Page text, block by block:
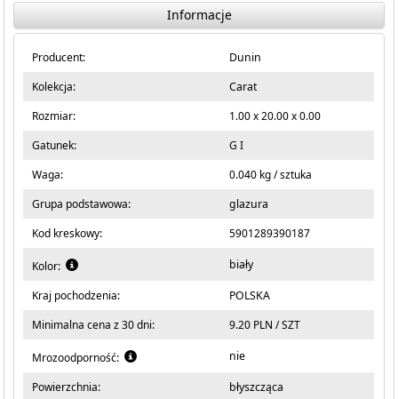
Informacje
Producent:
Dunin
Kolekcja:
Carat
Rozmiar:
1.00 x 20.00 x 0.00
Gatunek:
G I
Waga:
0.040 kg / sztuka
Grupa podstawowa:
glazura
Kod kreskowy:
5901289390187
Kolor: biały
Kraj pochodzenia:
POLSKA
Minimalna cena z 30 dni:
9.20 PLN / SZT
Mrozoodporność: nie
Powierzchnia: błyszcząca